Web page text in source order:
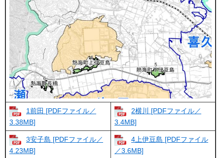
1前田 [PDFファイル／
3.38MB]
2横川 [PDFファイル／
3.4MB]
3安子島 [PDFファイル／
4.23MB]
4上伊豆島 [PDFファイル
／3.6MB]